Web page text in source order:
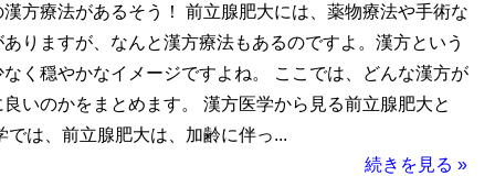
方療法があるそう！ 前立腺肥大には、薬物療法や手術な
りますが、なんと漢方療法もあるのですよ。漢方という
く穏やかなイメージですよね。 ここでは、どんな漢方が
いのかをまとめます。 漢方医学から見る前立腺肥大と
では、前立腺肥大は、加齢に伴っ...
続きを見る »